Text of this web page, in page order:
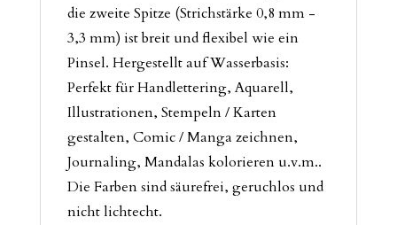
die zweite Spitze (Strichstärke 0,8 mm -
3,3 mm) ist breit und flexibel wie ein
Pinsel. Hergestellt auf Wasserbasis:
Perfekt für Handlettering, Aquarell,
Illustrationen, Stempeln / Karten
gestalten, Comic / Manga zeichnen,
Journaling, Mandalas kolorieren u.v.m..
Die Farben sind säurefrei, geruchlos und
nicht lichtecht.